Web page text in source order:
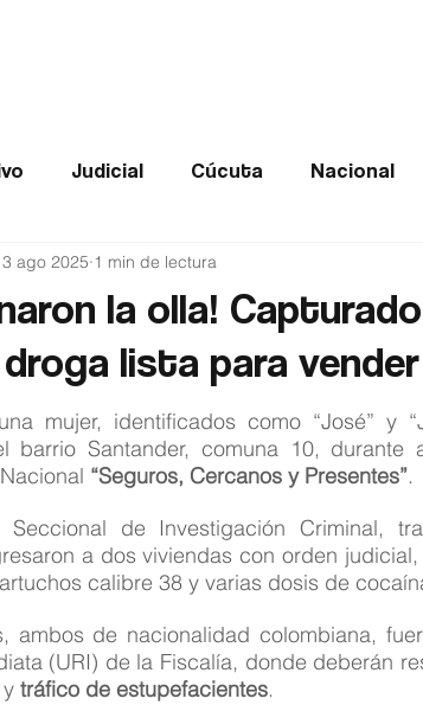
Judicial Cúcuta Nacional
de impacto
Salud Norte de Santander
la olla!
lista para vender
ago 2025 1 min de lectura
5 estrellas.
mujer, identificados como “José” y
barrio Santander, comuna 10, durante
“Seguros, Cercanos y Presentes”.
de Investigación Criminal,
a dos viviendas con orden
calibre 38 y varias dosis de
ambos de nacionalidad colombiana,
(URI) de la Fiscalía, donde deberán
y tráfico de estupefacientes.